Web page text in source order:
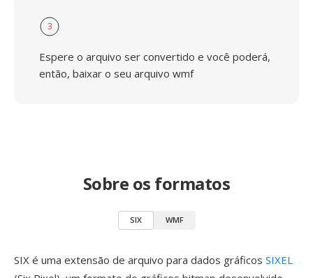
3
Espere o arquivo ser convertido e você poderá,
então, baixar o seu arquivo wmf
Sobre os formatos
SIX WMF
SIX é uma extensão de arquivo para dados gráficos SIXEL